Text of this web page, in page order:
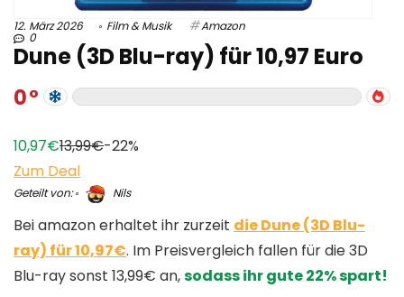
12. März 2026 Film & Musik Amazon
0
Dune (3D Blu-ray) für 10,97 Euro
0
10,97€13,99€-22%
Zum Deal
Geteilt von: Nils
Bei amazon erhaltet ihr zurzeit die Dune (3D Blu-
ray) für 10,97€. Im Preisvergleich fallen für die 3D
Blu-ray sonst 13,99€ an,sodass ihr gute 22% spart!